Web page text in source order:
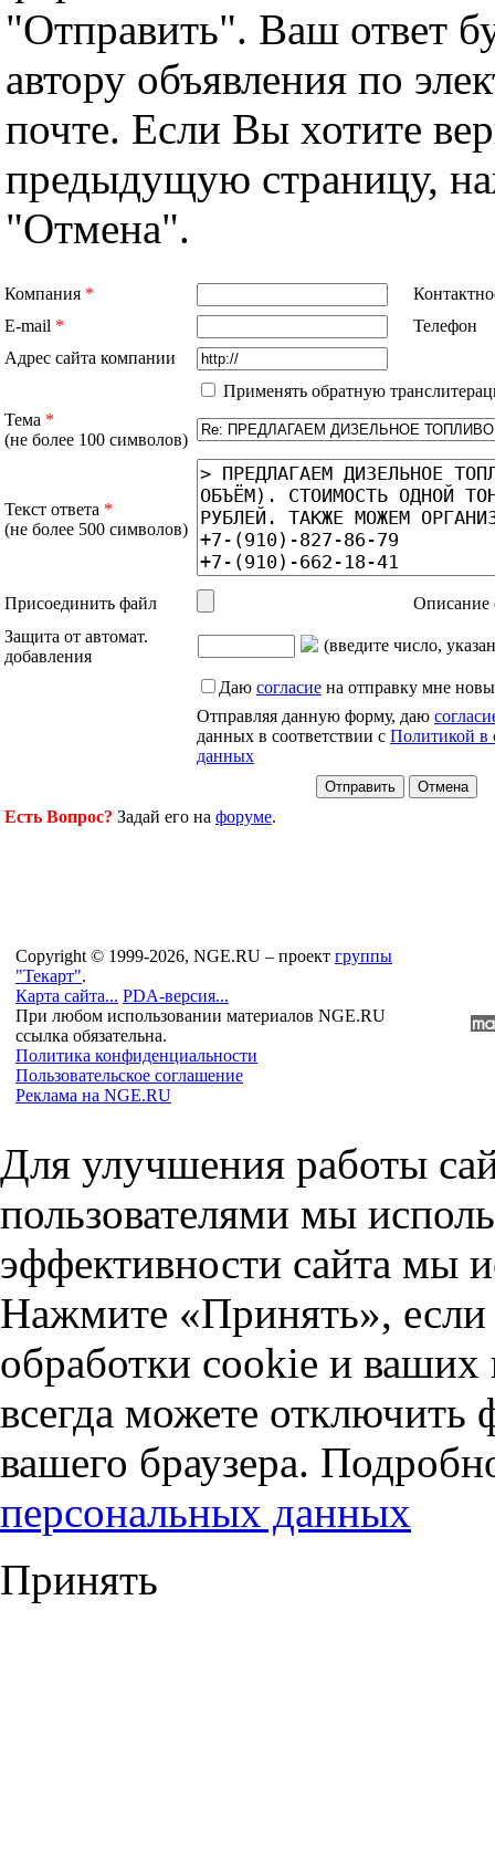
"Отправить". Ваш ответ
автору объявления по
почте. Если Вы хотите
предыдущую страницу,
"Отмена".
Компания *
E-mail *
Телефон
Адрес сайта компании
Применять обратную
Тема *
(не более 100 символов)
Текст ответа *
(не более 500 символов)
Присоединить файл
Описание
Защита от автомат.
добавления
(введите число,
Даю согласие на отправку мне
Отправляя данную форму, даю
данных в соответствии с Политикой в
данных
Есть Вопрос? Задай его на форуме.
Copyright © 1999-2026, NGE.RU – проект группы
"Текарт".
Карта сайта... PDA-версия...
При любом использовании материалов NGE.RU
ссылка обязательна.
Политика конфиденциальности
Пользовательское соглашение
Реклама на NGE.RU
Для улучшения работы
пользователями мы
эффективности сайта мы
Нажмите «Принять», если
обработки cookie и
всегда можете отключить
вашего браузера.
персональных данных
Принять